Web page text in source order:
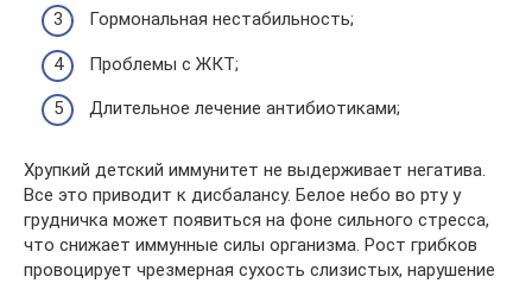
Гормональная нестабильность;
Проблемы с ЖКТ;
Длительное лечение антибиотиками;
Хрупкий детский иммунитет не выдерживает негатива.
Все это приводит к дисбалансу. Белое небо во рту у
грудничка может появиться на фоне сильного стресса,
что снижает иммунные силы организма. Рост грибков
провоцирует чрезмерная сухость слизистых, нарушение